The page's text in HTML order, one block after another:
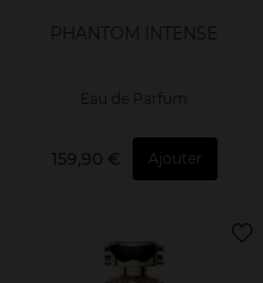
PHANTOM INTENSE
Eau de Parfum
159,90 € Ajouter